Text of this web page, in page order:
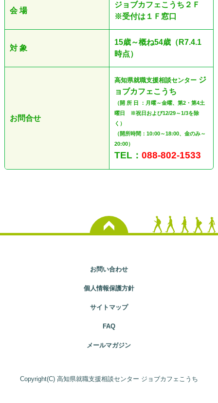
会 場
ジョブカフェこうち２Ｆ
※受付は１Ｆ窓口
対 象
15歳～概ね54歳（R7.4.1
時点）
お問合せ
高知県就職支援相談センター ジ
ョブカフェこうち
（開 所 日 ：月曜～金曜、第2・第4土
曜日 ※祝日および12/29～1/3を除
く）
（開所時間：10:00～18:00、金のみ～
20:00）
TEL： 088-802-1533
お問い合わせ
個人情報保護方針
サイトマップ
FAQ
メールマガジン
Copyright(C) 高知県就職支援相談センター ジョブカフェこうち